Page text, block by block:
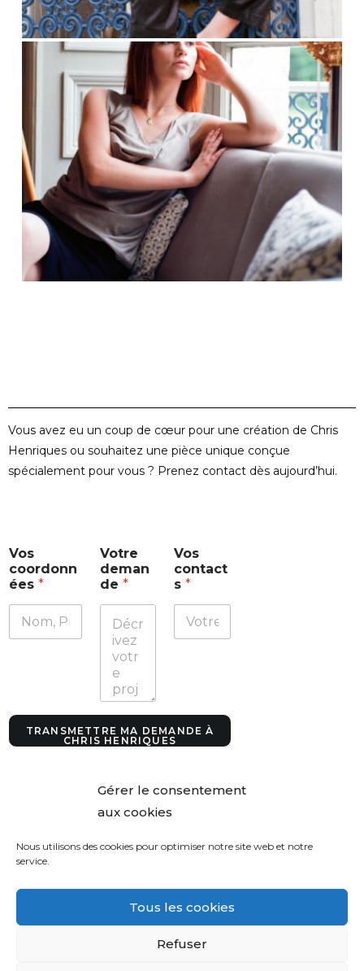
Gérer le consentement
aux cookies
Nous utilisons des cookies pour optimiser notre site web et notre
service.
Tous les cookies
Refuser
Vous avez eu un coup de cœur pour une création de Chris
Henriques ou souhaitez une pièce unique conçue
spécialement pour vous ? Prenez contact dès aujourd’hui.
o
t
r
e
*
Vos
coordonn
ées *
Votre
deman
de *
Vos
contact
s*
TRANSMETTRE MA DEMANDE À
CHRIS HENRIQUES